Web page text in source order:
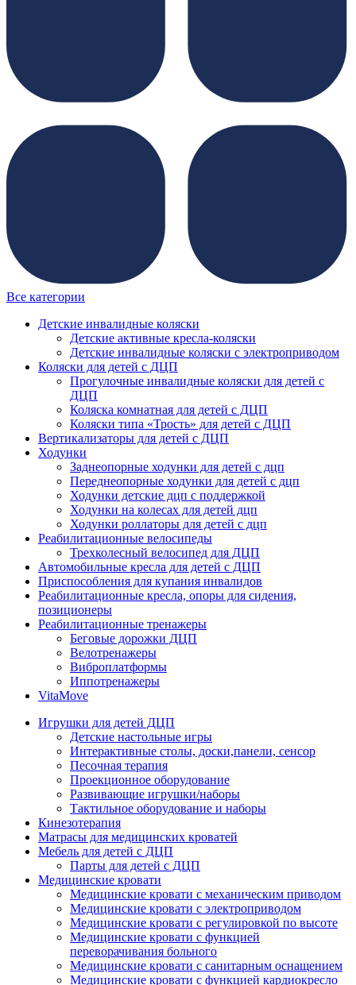
Все категории
Детские инвалидные коляски
Детские активные кресла-коляски
Детские инвалидные коляски с электроприводом
Коляски для детей с ДЦП
Прогулочные инвалидные коляски для детей с
ДЦП
Коляска комнатная для детей с ДЦП
Коляски типа «Трость» для детей с ДЦП
Вертикализаторы для детей с ДЦП
Ходунки
Заднеопорные ходунки для детей с дцп
Переднеопорные ходунки для детей с дцп
Ходунки детские дцп с поддержкой
Ходунки на колесах для детей дцп
Ходунки роллаторы для детей с дцп
Реабилитационные велосипеды
Трехколесный велосипед для ДЦП
Автомобильные кресла для детей с ДЦП
Приспособления для купания инвалидов
Реабилитационные кресла, опоры для сидения,
позиционеры
Реабилитационные тренажеры
Беговые дорожки ДЦП
Велотренажеры
Виброплатформы
Иппотренажеры
VitaMove
Игрушки для детей ДЦП
Детские настольные игры
Интерактивные столы, доски,панели, сенсор
Песочная терапия
Проекционное оборудование
Развивающие игрушки/наборы
Тактильное оборудование и наборы
Кинезотерапия
Матрасы для медицинских кроватей
Мебель для детей с ДЦП
Парты для детей с ДЦП
Медицинские кровати
Медицинские кровати с механическим приводом
Медицинские кровати с электроприводом
Медицинские кровати с регулировкой по высоте
Медицинские кровати с функцией
переворачивания больного
Медицинские кровати с санитарным оснащением
Медицинские кровати с функцией кардиокресло